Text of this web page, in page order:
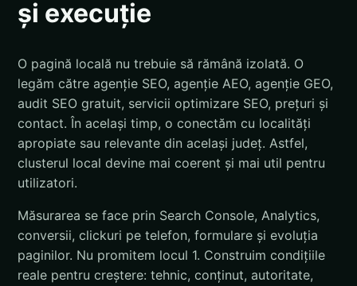
și execuție
O pagină locală nu trebuie să rămână izolată. O
legăm către agenție SEO, agenție AEO, agenție GEO,
audit SEO gratuit, servicii optimizare SEO, prețuri și
contact. În același timp, o conectăm cu localități
apropiate sau relevante din același județ. Astfel,
clusterul local devine mai coerent și mai util pentru
utilizatori.
Măsurarea se face prin Search Console, Analytics,
conversii, clickuri pe telefon, formulare și evoluția
paginilor. Nu promitem locul 1. Construim condițiile
reale pentru creștere: tehnic, conținut, autoritate,